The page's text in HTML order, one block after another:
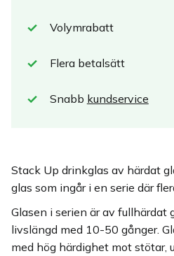
Volymrabatt
Flera betalsätt
Snabb kundservice
Stack Up drinkglas av härdat
glas som ingår i en serie där
Glasen i serien är av fullhärdat
livslängd med 10-50 gånger.
med hög härdighet mot stötar,